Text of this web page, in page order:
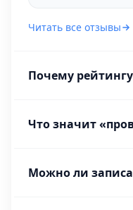
Читать все отзывы
Почему
Что значит
Можно ли